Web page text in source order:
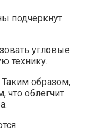
подчеркнут
угловые
технику.
образом,
что облегчит